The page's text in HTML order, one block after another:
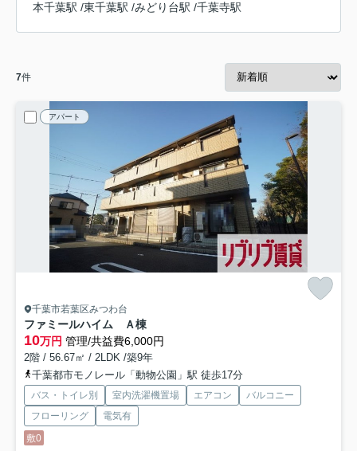
本千葉駅 /東千葉駅 /みどり台駅 /千葉寺駅
7件
アパート
千葉市若葉区みつわ台
ファミールハイム Ａ棟
10万円 管理/共益費6,000円
2階 / 56.67㎡ / 2LDK /築9年
千葉都市モノレール「動物公園」駅 徒歩17分
バス・トイレ別 室内洗濯機置場 エアコン
バルコニー
フローリング
電気有
敷0